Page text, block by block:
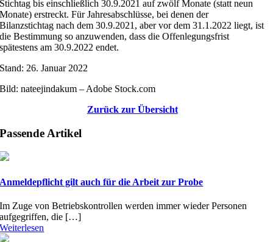
Stichtag bis einschließlich 30.9.2021 auf zwölf Monate (statt neun
Monate) erstreckt. Für Jahresabschlüsse, bei denen der
Bilanzstichtag nach dem 30.9.2021, aber vor dem 31.1.2022 liegt, ist
die Bestimmung so anzuwenden, dass die Offenlegungsfrist
spätestens am 30.9.2022 endet.
Stand: 26. Januar 2022
Bild: nateejindakum – Adobe Stock.com
Zurück zur Übersicht
Passende Artikel
Anmeldepflicht gilt auch für die Arbeit zur Probe
Im Zuge von Betriebskontrollen werden immer wieder Personen
aufgegriffen, die […]
Weiterlesen